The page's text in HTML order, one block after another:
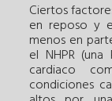
Ciertos
en reposo y
menos en
el NHPR
cardiaco
condiciones